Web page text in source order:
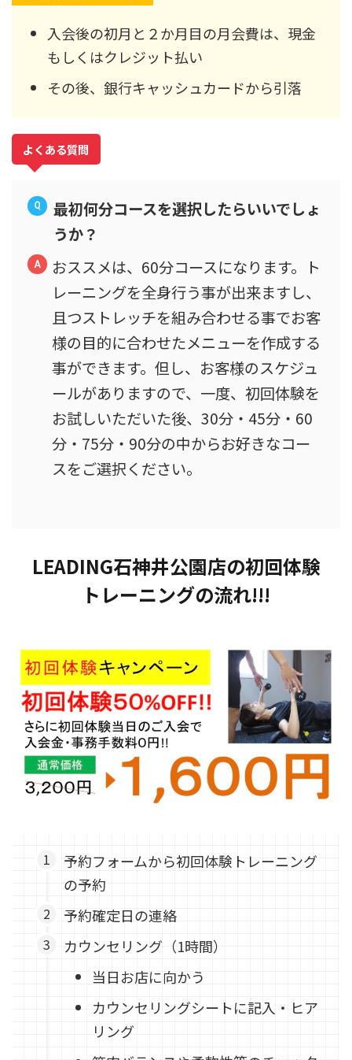
入会後の初月と２か月目の月会費は、現金
もしくはクレジット払い
その後、銀行キャッシュカードから引落
よくある質問
最初何分コースを選択したらいいでしょ
うか？
おススメは、60分コースになります。ト
レーニングを全身行う事が出来ますし、
且つストレッチを組み合わせる事でお客
様の目的に合わせたメニューを作成する
事ができます。但し、お客様のスケジュ
ールがありますので、一度、初回体験を
お試しいただいた後、30分・45分・60
分・75分・90分の中からお好きなコー
スをご選択ください。
LEADING石神井公園店の初回体験
トレーニングの流れ!!!
予約フォームから初回体験トレーニング
の予約
予約確定日の連絡
カウンセリング（1時間）
当日お店に向かう
カウンセリングシートに記入・ヒア
リング